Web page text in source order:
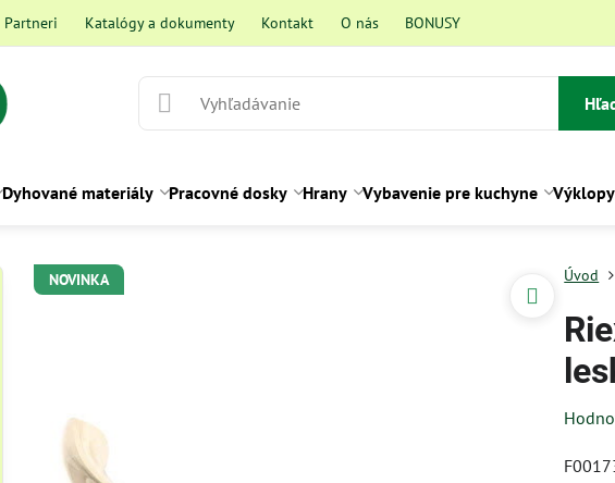
Partneri Katalógy a dokumenty Kontakt O nás BONUSY
Dyhované materiály Pracovné dosky Hrany Vybavenie pre kuchyne Výklopy
NOVINKA Úvod